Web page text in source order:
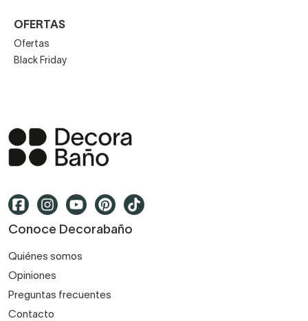
OFERTAS
Ofertas
Black Friday
Conoce Decorabaño
Quiénes somos
Opiniones
Preguntas frecuentes
Contacto